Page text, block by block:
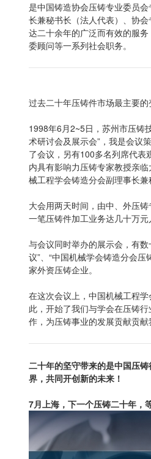
是中国铸造协会压铸专业委员
长兼秘书长（法人代表）、协
达二十余年的广泛而有效的服
委顾问等一系列社会职务。
过去二十年压铸件市场最主要
1998年6月2~5日，苏州市压铸
术研讨会及展示会”，我是会议
了会议，另有100多名列席代
内具有影响力压铸专家教授亲
械工程学会铸造分会副理事长兼
大会用两天时间，由中、外压
一笔压铸件加工业务达几十万元
与会议同时举办的展示会，有
议”、“中国机械学会铸造分会
家外资压铸企业。
在这次会议上，中国机械工程
此，开始了我们与学会在压铸
作，为压铸事业的发展贡献贡献
二十年的坚守带来的是中国压
界，共同开创新的未来！
7月上海，下一个压铸二十年，